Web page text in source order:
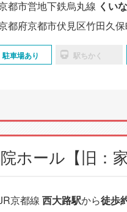
都市営地下鉄烏丸線 くい
都府京都市伏見区竹田久
駐車場あり 駅ちかく
京都線 西大路駅から徒歩